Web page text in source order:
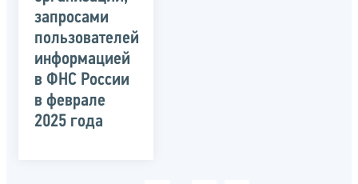
запросами
пользователей
информацией
в ФНС России
в феврале
2025 года